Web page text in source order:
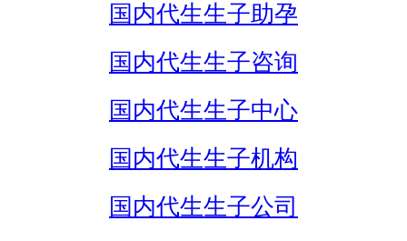
国内代生生子助孕
国内代生生子咨询
国内代生生子中心
国内代生生子机构
国内代生生子公司